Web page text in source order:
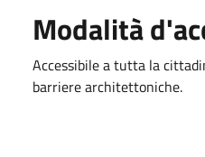
Modalità
Accessibile a tutta la
barriere architettoniche.